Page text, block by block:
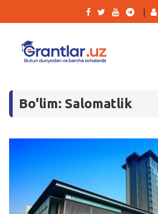
Tanlovlar
Blog
Yana
Bo'lim: Salomatlik